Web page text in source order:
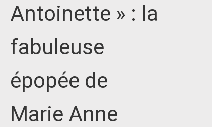
Antoinette » : la
fabuleuse
épopée de
Marie Anne